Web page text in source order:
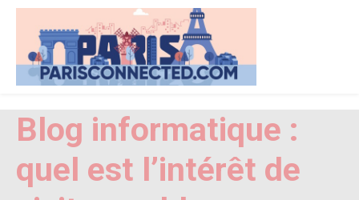
Blog informatique :
quel est l’intérêt de